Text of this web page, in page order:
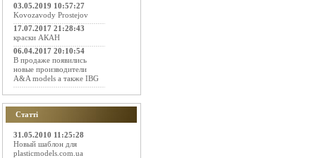
03.05.2019 10:57:27
Kovozavody Prostejov
17.07.2017 21:28:43
краски АКАН
06.04.2017 20:10:54
В продаже появились
новые производители
A&A models а также IBG
Статті
31.05.2010 11:25:28
Новый шаблон для
plasticmodels.com.ua